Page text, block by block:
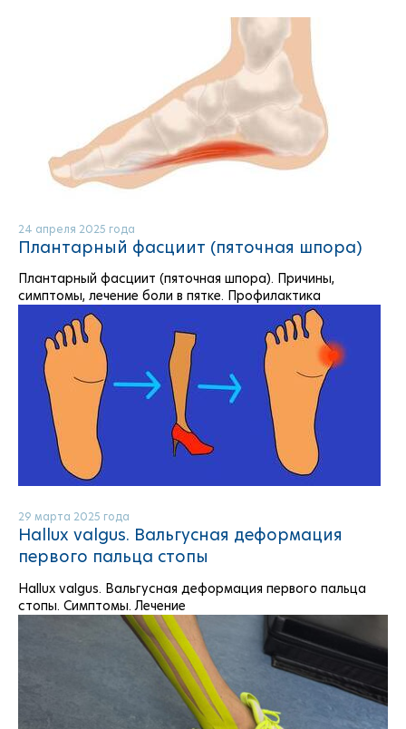
24 апреля 2025 года
Плантарный фасциит (пяточная шпора)
Плантарный фасциит (пяточная шпора). Причины,
симптомы, лечение боли в пятке. Профилактика
29 марта 2025 года
Hallux valgus. Вальгусная деформация
первого пальца стопы
Hallux valgus. Вальгусная деформация первого пальца
стопы. Симптомы. Лечение